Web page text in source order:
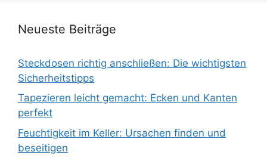
Neueste Beiträge
Steckdosen richtig anschließen: Die wichtigsten
Sicherheitstipps
Tapezieren leicht gemacht: Ecken und Kanten
perfekt
Feuchtigkeit im Keller: Ursachen finden und
beseitigen